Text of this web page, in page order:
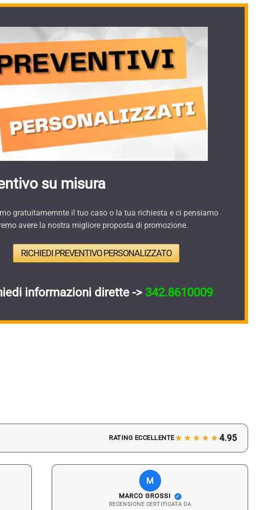
su misura
gratuitamemnte il tuo caso o la tua richiesta e ci pensiamo
avere la nostra migliore proposta di promozione.
RICHIEDI PREVENTIVO PERSONALIZZATO
informazioni dirette -> 342.8610009
RATING ECCELLENTE★★★★★4.95
M
MARCO GROSSI ✓
RECENSIONE CERTIFICATA DA